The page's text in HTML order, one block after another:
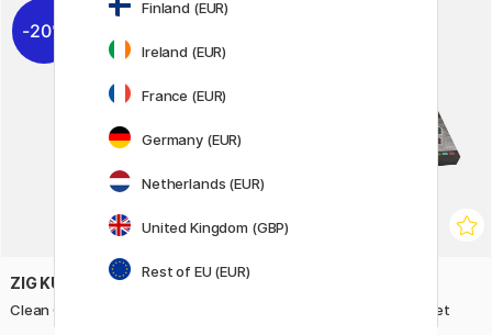
20%
ZIG KURETAKE
Clean Color Real Brush 6-pack Metallic Mixed Media 19-Set
Finland (EUR)
Ireland (EUR)
France (EUR)
Germany (EUR)
Netherlands (EUR)
United Kingdom (GBP)
Rest of EU (EUR)